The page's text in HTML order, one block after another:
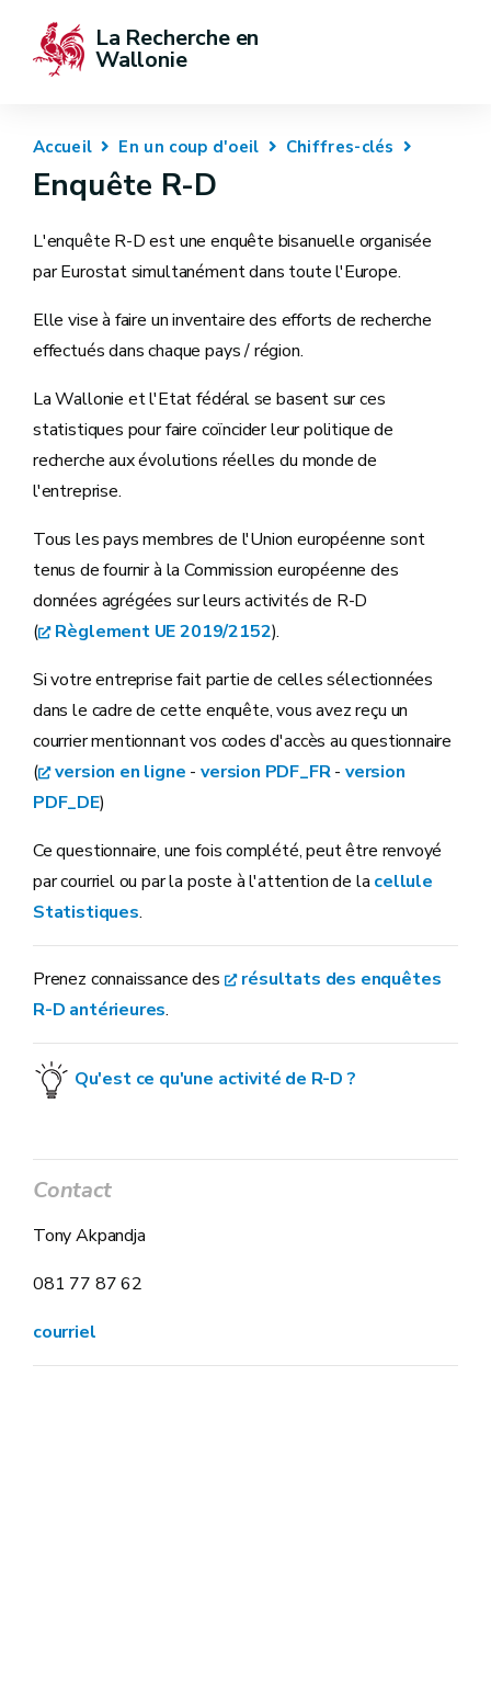
La Recherche en
Wallonie
Accueil En un coup d'oeil Chiffres-clés
Enquête R-D
L'enquête R-D est une enquête bisanuelle organisée
par Eurostat simultanément dans toute l'Europe.
Elle vise à faire un inventaire des efforts de recherche
effectués dans chaque pays / région.
La Wallonie et l'Etat fédéral se basent sur ces
statistiques pour faire coïncider leur politique de
recherche aux évolutions réelles du monde de
l'entreprise.
Tous les pays membres de l'Union européenne sont
tenus de fournir à la Commission européenne des
données agrégées sur leurs activités de R-D
(
Règlement UE 2019/2152).
Si votre entreprise fait partie de celles sélectionnées
dans le cadre de cette enquête, vous avez reçu un
courrier mentionnant vos codes d'accès au questionnaire
(
version en ligne -version PDF_FR- version
PDF_DE)
Ce questionnaire, une fois complété, peut être renvoyé
par courriel ou par la poste à l'attention de la cellule
Statistiques.
Prenez connaissance des
résultats des enquêtes
R-D antérieures.
Qu'est ce qu'une activité de R-D ?
Contact
Tony Akpandja
081 77 87 62
courriel